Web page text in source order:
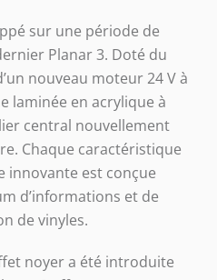
sur une période de
Planar 3. Doté du
nouveau moteur 24 V à
laminée en acrylique à
central nouvellement
Chaque caractéristique
innovante est conçue
d’informations et de
de vinyles.
noyer a été introduite